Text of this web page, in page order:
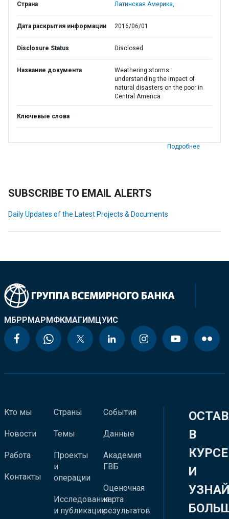
Страна Латинская Америка,
Дата раскрытия информации 2016/06/01
Disclosure Status Disclosed
Название документа
Weathering storms :
understanding the impact of
natural disasters on the poor in
Central America
Ключевые слова
Подробнее
SUBSCRIBE TO EMAIL ALERTS
Daily Updates of the Latest Projects & Documents
МБРРМАРМФКМАГИМЦУИС
Кто мы
Новости
Работа
Контакты
Страны
Темы
Проекты
и
операции
Исследования
и публикации
События
Данные
Академия
ГВБ
Оценочная
карта
результатов
В
КУРСЕ
И